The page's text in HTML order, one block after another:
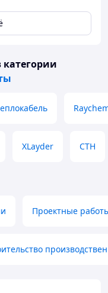
категории
XLayder СТН
Проектные